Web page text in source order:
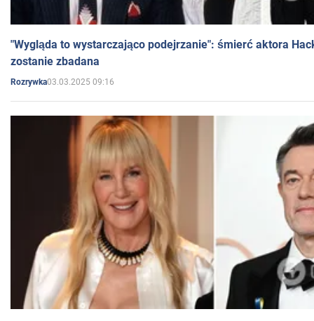
"Wygląda to wystarczająco podejrzanie": śmierć aktora
zostanie zbadana
Rozrywka03.03.2025 09:16